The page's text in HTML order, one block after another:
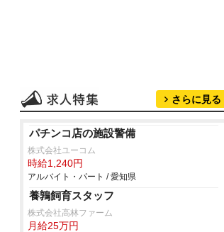
さらに見る
パチンコ店の施設警備
株式会社ユーコム
時給1,240円
アルバイト・パート / 愛知県
養鶉飼育スタッフ
株式会社高林ファーム
月給25万円